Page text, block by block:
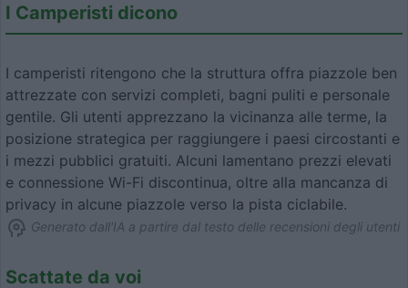
I Camperisti dicono
I camperisti ritengono che la struttura offra piazzole ben
attrezzate con servizi completi, bagni puliti e personale
gentile. Gli utenti apprezzano la vicinanza alle terme, la
posizione strategica per raggiungere i paesi circostanti e
i mezzi pubblici gratuiti. Alcuni lamentano prezzi elevati
e connessione Wi-Fi discontinua, oltre alla mancanza di
privacy in alcune piazzole verso la pista ciclabile.
Generato dall'IA a partire dal testo delle recensioni degli utenti
Scattate da voi